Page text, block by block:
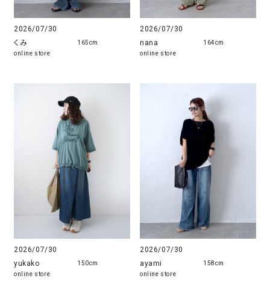
2026/07/30
くみ
online store
165cm
2026/07/30
nana
online store
164cm
2026/07/30
yukako
online store
150cm
2026/07/30
ayami
online store
158cm